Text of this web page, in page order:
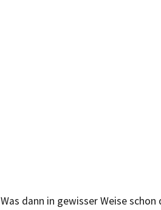
Was dann in gewisser Weise